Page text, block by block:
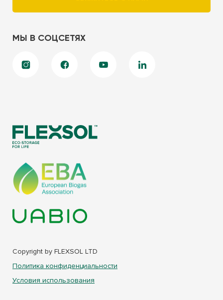
Copyright by FLEXSOL LTD
Политика конфиденциальности
Условия использования
МЫ В СОЦСЕТЯХ